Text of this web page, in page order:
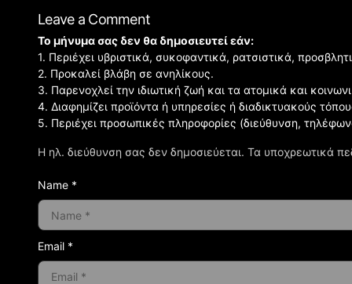
Leave a Comment
Η ηλ. διεύθυνση σας δεν δημοσιεύεται. Τα υποχρεωτικά
Το μήνυμα σας δεν θα δημοσιευτεί εάν:
1. Περιέχει υβριστικά, συκοφαντικά, ρατσιστικά,
2. Προκαλεί βλάβη σε ανηλίκους.
3. Παρενοχλεί την ιδιωτική ζωή και τα ατομικά και
4. Διαφημίζει προϊόντα ή υπηρεσίες ή διαδικτυακούς
5. Περιέχει προσωπικές πληροφορίες (διεύθυνση,
Name *
Email *